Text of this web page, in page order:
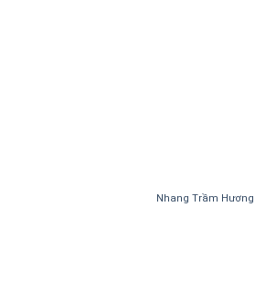
Nhang Trầm Hương